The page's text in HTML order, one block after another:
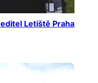
Letiště Praha